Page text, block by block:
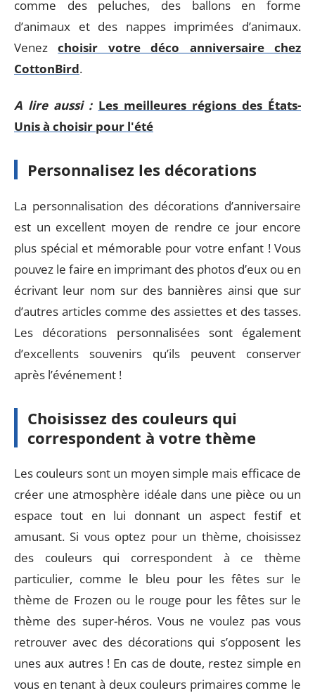
comme des peluches, des ballons en forme
d’animaux et des nappes imprimées d’animaux.
Venezchoisir votre déco anniversaire chez
CottonBird.
A lire aussi : Les meilleures régions des États-
Unis à choisir pour l'été
Personnalisez les décorations
La personnalisation des décorations d’anniversaire
est un excellent moyen de rendre ce jour encore
plus spécial et mémorable pour votre enfant ! Vous
pouvez le faire en imprimant des photos d’eux ou en
écrivant leur nom sur des bannières ainsi que sur
d’autres articles comme des assiettes et des tasses.
Les décorations personnalisées sont également
d’excellents souvenirs qu’ils peuvent conserver
après l’événement !
Choisissez des couleurs qui
correspondent à votre thème
Les couleurs sont un moyen simple mais efficace de
créer une atmosphère idéale dans une pièce ou un
espace tout en lui donnant un aspect festif et
amusant. Si vous optez pour un thème, choisissez
des couleurs qui correspondent à ce thème
particulier, comme le bleu pour les fêtes sur le
thème de Frozen ou le rouge pour les fêtes sur le
thème des super-héros. Vous ne voulez pas vous
retrouver avec des décorations qui s’opposent les
unes aux autres ! En cas de doute, restez simple en
vous en tenant à deux couleurs primaires comme le